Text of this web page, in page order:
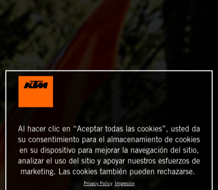
Al hacer clic en “Aceptar todas las cookies”, usted da
su consentimiento para el almacenamiento de cookies
en su dispositivo para mejorar la navegación del sitio,
analizar el uso del sitio y apoyar nuestros esfuerzos de
marketing. Las cookies también pueden rechazarse.
Privacy Policy Impresión